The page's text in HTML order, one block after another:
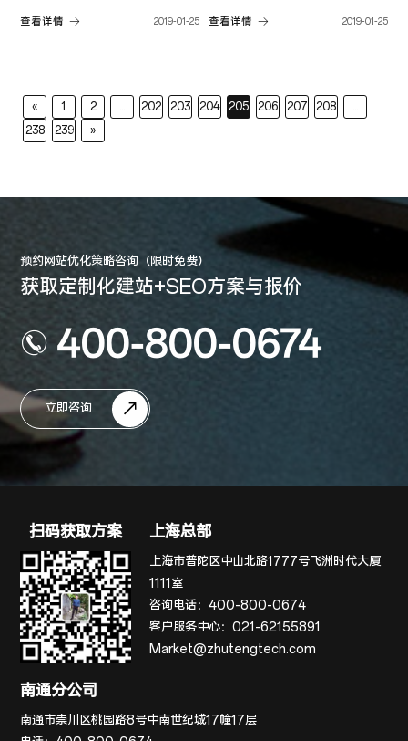
查看详情 2019-01-25 查看详情 2019-01-25
« 1 2 ... 202 203 204 205 206 207 208
...
238
239 »
预约网站优化策略咨询（限时免费）
获取定制化建站+SEO方案与报价
400-800-0674
立即咨询
扫码获取方案 上海总部
上海市普陀区中山北路1777号飞洲时代大厦
1111室
咨询电话：400-800-0674
客户服务中心：021-62155891
Market@zhutengtech.com
南通分公司
南通市崇川区桃园路8号中南世纪城17幢17层